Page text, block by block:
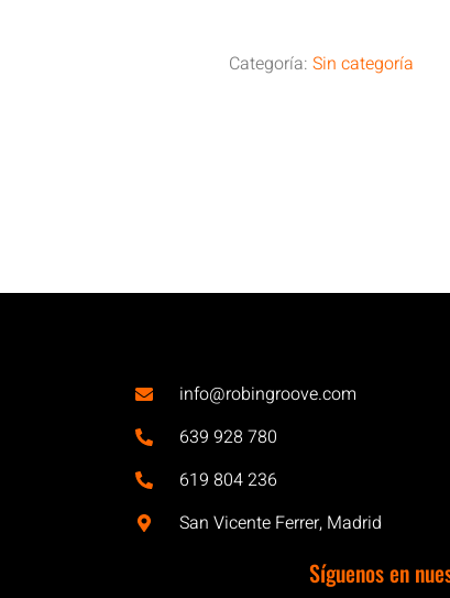
Categoría: Sin categoría
info@robingroove.com
639 928 780
619 804 236
San Vicente Ferrer, Madrid
Síguenos en